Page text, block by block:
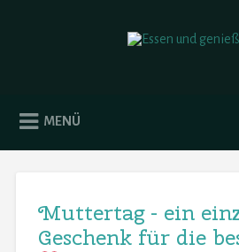
MENÜ
Muttertag - ein
Geschenk für die